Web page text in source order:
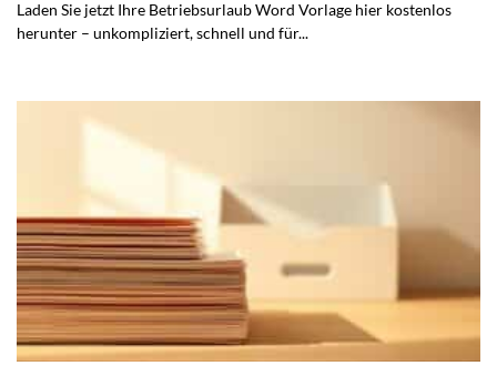
Laden Sie jetzt Ihre Betriebsurlaub Word Vorlage hier kostenlos
herunter – unkompliziert, schnell und für...